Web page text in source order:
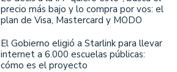
precio más bajo y lo compra por vos: el
plan de Visa, Mastercard y MODO
El Gobierno eligió a Starlink para llevar
internet a 6.000 escuelas públicas:
cómo es el proyecto